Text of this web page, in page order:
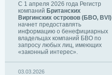
С 1 апреля 2026 года Регистр
компаний Британских
Виргинских островов (БВО, BVI)
начнет предоставлять
информацию о бенефициарных
владельцах компаний БВО по
запросу любых лиц, имеющих
«законный интерес».
03.03.2026